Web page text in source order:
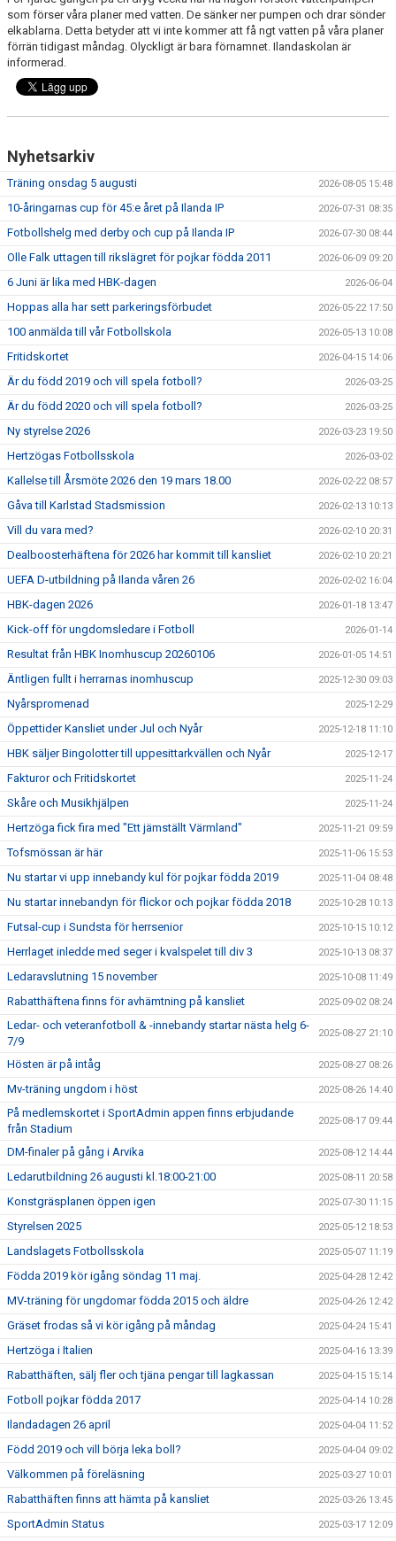
FRISPARKEN
BLI MEDLEM
MATCHER
FÖRENINGSDOKUMENT_GAMLA
SPONSORER
FÖRENINGSDOKUMENT
som förser våra planer med vatten. De sänker ner pumpen och drar sönder
elkablarna. Detta betyder att vi inte kommer att få ngt vatten på våra planer
förrän tidigast måndag. Olyckligt är bara förnamnet. Ilandaskolan är
informerad.
Nyhetsarkiv
Träning onsdag 5 augusti 2026-08-05 15:48
10-åringarnas cup för 45:e året på Ilanda IP 2026-07-31 08:35
Fotbollshelg med derby och cup på Ilanda IP 2026-07-30 08:44
Olle Falk uttagen till rikslägret för pojkar födda 2011 2026-06-09 09:20
6 Juni är lika med HBK-dagen 2026-06-04
Hoppas alla har sett parkeringsförbudet 2026-05-22 17:50
100 anmälda till vår Fotbollskola 2026-05-13 10:08
Fritidskortet 2026-04-15 14:06
Är du född 2019 och vill spela fotboll? 2026-03-25
Är du född 2020 och vill spela fotboll? 2026-03-25
Ny styrelse 2026 2026-03-23 19:50
Hertzögas Fotbollsskola 2026-03-02
Kallelse till Årsmöte 2026 den 19 mars 18.00 2026-02-22 08:57
Gåva till Karlstad Stadsmission 2026-02-13 10:13
Vill du vara med? 2026-02-10 20:31
Dealboosterhäftena för 2026 har kommit till kansliet 2026-02-10 20:21
UEFA D-utbildning på Ilanda våren 26 2026-02-02 16:04
HBK-dagen 2026 2026-01-18 13:47
Kick-off för ungdomsledare i Fotboll 2026-01-14
Resultat från HBK Inomhuscup 20260106 2026-01-05 14:51
Äntligen fullt i herrarnas inomhuscup 2025-12-30 09:03
Nyårspromenad 2025-12-29
Öppettider Kansliet under Jul och Nyår 2025-12-18 11:10
HBK säljer Bingolotter till uppesittarkvällen och Nyår 2025-12-17
Fakturor och Fritidskortet 2025-11-24
Skåre och Musikhjälpen 2025-11-24
Hertzöga fick fira med "Ett jämställt Värmland" 2025-11-21 09:59
Tofsmössan är här 2025-11-06 15:53
Nu startar vi upp innebandy kul för pojkar födda 2019 2025-11-04 08:48
Nu startar innebandyn för flickor och pojkar födda 2018 2025-10-28 10:13
Futsal-cup i Sundsta för herrsenior 2025-10-15 10:12
Herrlaget inledde med seger i kvalspelet till div 3 2025-10-13 08:37
Ledaravslutning 15 november 2025-10-08 11:49
Rabatthäftena finns för avhämtning på kansliet 2025-09-02 08:24
Ledar- och veteranfotboll & -innebandy startar nästa helg 6-
7/9
2025-08-27 21:10
Hösten är på intåg 2025-08-27 08:26
Mv-träning ungdom i höst 2025-08-26 14:40
På medlemskortet i SportAdmin appen finns erbjudande
från Stadium
2025-08-17 09:44
DM-finaler på gång i Arvika 2025-08-12 14:44
Ledarutbildning 26 augusti kl.18:00-21:00 2025-08-11 20:58
Konstgräsplanen öppen igen 2025-07-30 11:15
Styrelsen 2025 2025-05-12 18:53
Landslagets Fotbollsskola 2025-05-07 11:19
Födda 2019 kör igång söndag 11 maj. 2025-04-28 12:42
MV-träning för ungdomar födda 2015 och äldre 2025-04-26 12:42
Gräset frodas så vi kör igång på måndag 2025-04-24 15:41
Hertzöga i Italien 2025-04-16 13:39
Rabatthäften, sälj fler och tjäna pengar till lagkassan 2025-04-15 15:14
Fotboll pojkar födda 2017 2025-04-14 10:28
Ilandadagen 26 april 2025-04-04 11:52
Född 2019 och vill börja leka boll? 2025-04-04 09:02
Välkommen på föreläsning 2025-03-27 10:01
Rabatthäften finns att hämta på kansliet 2025-03-26 13:45
SportAdmin Status 2025-03-17 12:09